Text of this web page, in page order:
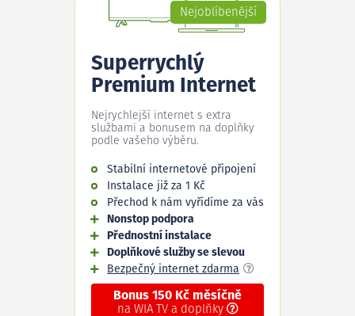
Nejoblíbenější
Superrychlý
Premium Internet
Nejrychlejší internet s extra
službami a bonusem na doplňky
podle vašeho výběru.
Stabilní internetové připojení
Instalace již za 1 Kč
Přechod k nám vyřídíme za vás
Nonstop podpora
Přednostní instalace
Doplňkové služby se slevou
Bezpečný internet zdarma
Bonus 150 Kč měsíčně
na WIA TV a doplňky